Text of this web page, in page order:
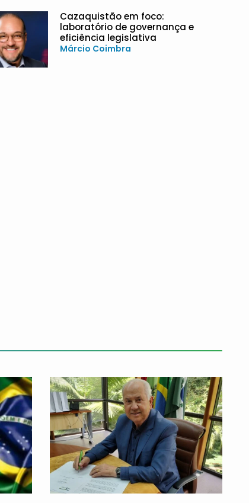
Cazaquistão em foco:
laboratório de governança e
eficiência legislativa
Márcio Coimbra